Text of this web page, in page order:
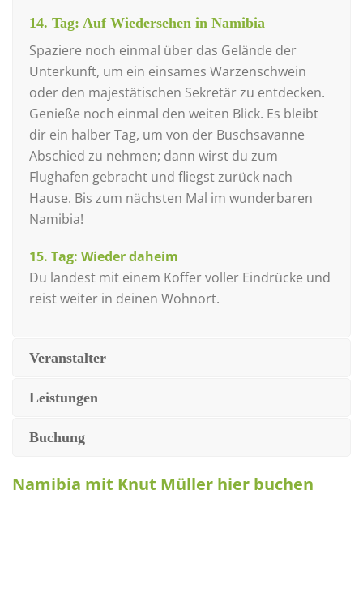
14. Tag: Auf Wiedersehen in Namibia
Spaziere noch einmal über das Gelände der
Unterkunft, um ein einsames Warzenschwein
oder den majestätischen Sekretär zu entdecken.
Genieße noch einmal den weiten Blick. Es bleibt
dir ein halber Tag, um von der Buschsavanne
Abschied zu nehmen; dann wirst du zum
Flughafen gebracht und fliegst zurück nach
Hause. Bis zum nächsten Mal im wunderbaren
Namibia!
15. Tag: Wieder daheim
Du landest mit einem Koffer voller Eindrücke und
reist weiter in deinen Wohnort.
Veranstalter
Leistungen
Buchung
Namibia mit Knut Müller hier buchen